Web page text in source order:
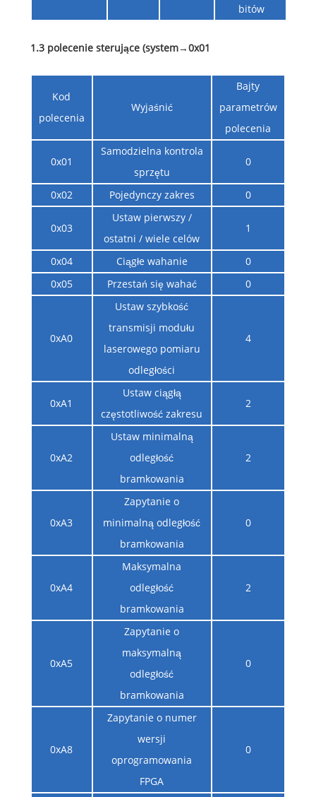
bitów
1.3 polecenie sterujące (system→0x01
Kod
polecenia
Wyjaśnić
Bajty
parametrów
polecenia
0x01
Samodzielna kontrola
sprzętu
0
0x02 Pojedynczy zakres 0
0x03
Ustaw pierwszy /
ostatni / wiele celów
1
0x04 Ciągłe wahanie
0
0x05
Przestań się wahać 0
0xA0
Ustaw szybkość
transmisji modułu
laserowego pomiaru
odległości
4
0xA1
Ustaw ciągłą
częstotliwość zakresu
2
0xA2
Ustaw minimalną
odległość
bramkowania
2
0xA3
Zapytanie o
minimalną odległość
bramkowania
0
0xA4
Maksymalna
odległość
bramkowania
2
0xA5
Zapytanie o
maksymalną
odległość
bramkowania
0
0xA8
Zapytanie o numer
wersji
oprogramowania
FPGA
0